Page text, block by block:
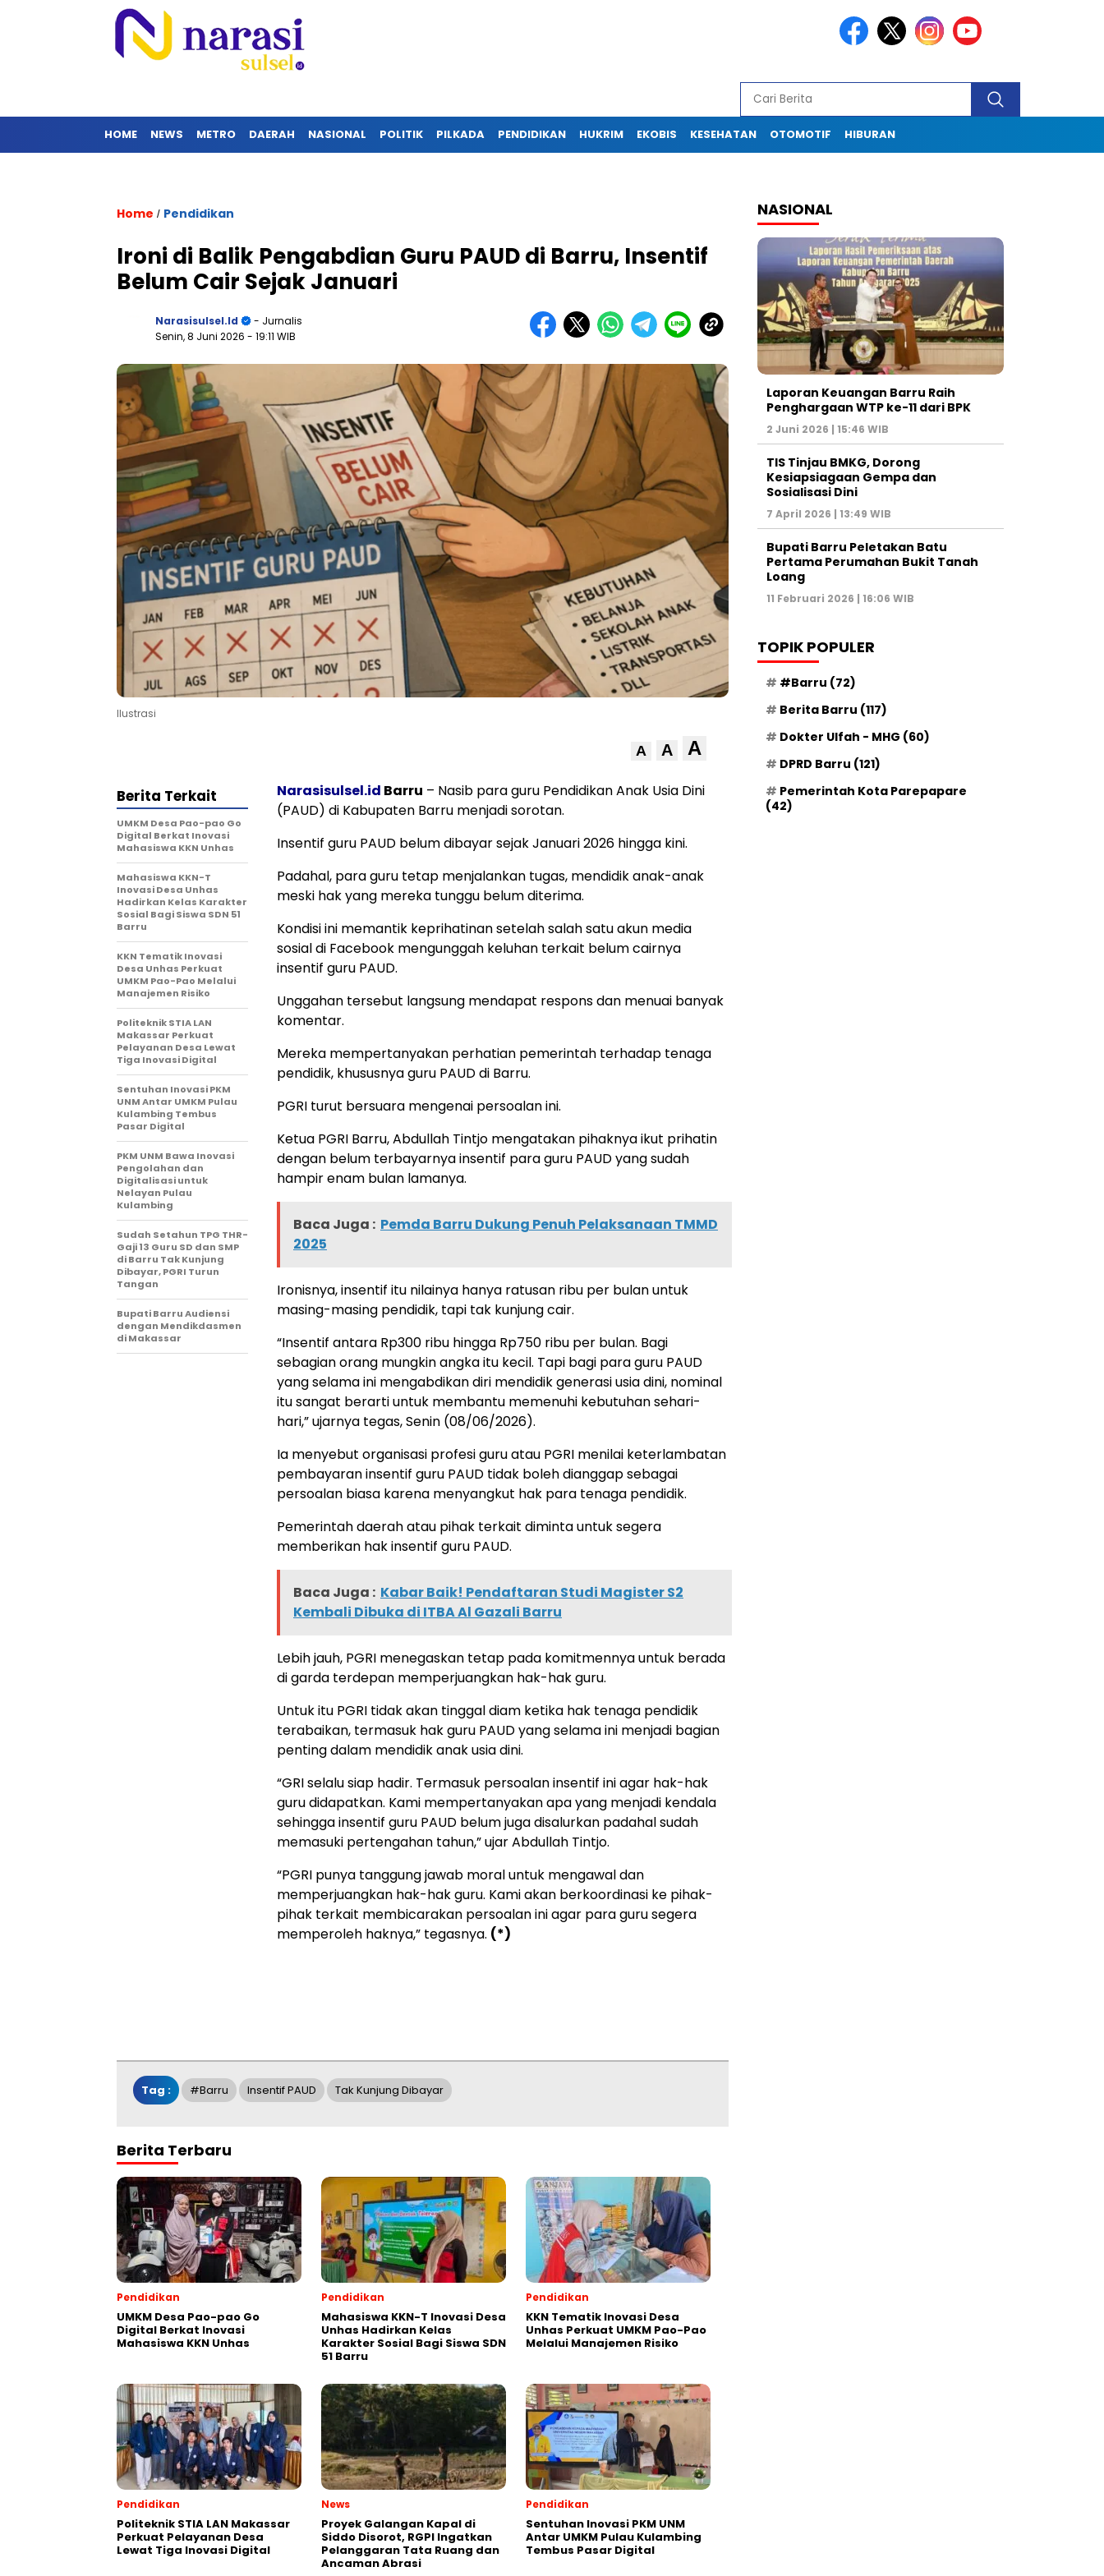
HOME NEWS METRO DAERAH NASIONAL POLITIK PILKADA PENDIDIKAN HUKRIM EKOBIS KESEHATAN OTOMOTIF HIBURAN
Home / Pendidikan
Ironi di Balik Pengabdian Guru PAUD di Barru, Insentif
Belum Cair Sejak Januari
Narasisulsel.id
- Jurnalis
Senin, 8 Juni 2026 - 19:11 WIB
Ilustrasi
A A A
Narasisulsel.id Barru – Nasib para guru Pendidikan Anak Usia Dini
(PAUD) di Kabupaten Barru menjadi sorotan.
Insentif guru PAUD belum dibayar sejak Januari 2026 hingga kini.
Padahal, para guru tetap menjalankan tugas, mendidik anak-anak
meski hak yang mereka tunggu belum diterima.
Kondisi ini memantik keprihatinan setelah salah satu akun media
sosial di Facebook mengunggah keluhan terkait belum cairnya
insentif guru PAUD.
Unggahan tersebut langsung mendapat respons dan menuai banyak
komentar.
Mereka mempertanyakan perhatian pemerintah terhadap tenaga
pendidik, khususnya guru PAUD di Barru.
PGRI turut bersuara mengenai persoalan ini.
Ketua PGRI Barru, Abdullah Tintjo mengatakan pihaknya ikut prihatin
dengan belum terbayarnya insentif para guru PAUD yang sudah
hampir enam bulan lamanya.
Baca Juga : Pemda Barru Dukung Penuh Pelaksanaan TMMD
2025
Ironisnya, insentif itu nilainya hanya ratusan ribu per bulan untuk
masing-masing pendidik, tapi tak kunjung cair.
“Insentif antara Rp300 ribu hingga Rp750 ribu per bulan. Bagi
sebagian orang mungkin angka itu kecil. Tapi bagi para guru PAUD
yang selama ini mengabdikan diri mendidik generasi usia dini, nominal
itu sangat berarti untuk membantu memenuhi kebutuhan sehari-
hari,” ujarnya tegas, Senin (08/06/2026).
Ia menyebut organisasi profesi guru atau PGRI menilai keterlambatan
pembayaran insentif guru PAUD tidak boleh dianggap sebagai
persoalan biasa karena menyangkut hak para tenaga pendidik.
Pemerintah daerah atau pihak terkait diminta untuk segera
memberikan hak insentif guru PAUD.
Baca Juga : Kabar Baik! Pendaftaran Studi Magister S2
Kembali Dibuka di ITBA Al Gazali Barru
Lebih jauh, PGRI menegaskan tetap pada komitmennya untuk berada
di garda terdepan memperjuangkan hak-hak guru.
Untuk itu PGRI tidak akan tinggal diam ketika hak tenaga pendidik
terabaikan, termasuk hak guru PAUD yang selama ini menjadi bagian
penting dalam mendidik anak usia dini.
“GRI selalu siap hadir. Termasuk persoalan insentif ini agar hak-hak
guru didapatkan. Kami mempertanyakan apa yang menjadi kendala
sehingga insentif guru PAUD belum juga disalurkan padahal sudah
memasuki pertengahan tahun,” ujar Abdullah Tintjo.
“PGRI punya tanggung jawab moral untuk mengawal dan
memperjuangkan hak-hak guru. Kami akan berkoordinasi ke pihak-
pihak terkait membicarakan persoalan ini agar para guru segera
memperoleh haknya,” tegasnya. (*)
Berita Terkait
UMKM Desa Pao-pao Go
Digital Berkat Inovasi
Mahasiswa KKN Unhas
Mahasiswa KKN-T
Inovasi Desa Unhas
Hadirkan Kelas Karakter
Sosial Bagi Siswa SDN 51
Barru
KKN Tematik Inovasi
Desa Unhas Perkuat
UMKM Pao-Pao Melalui
Manajemen Risiko
Politeknik STIA LAN
Makassar Perkuat
Pelayanan Desa Lewat
Tiga Inovasi Digital
Sentuhan Inovasi PKM
UNM Antar UMKM Pulau
Kulambing Tembus
Pasar Digital
PKM UNM Bawa Inovasi
Pengolahan dan
Digitalisasi untuk
Nelayan Pulau
Kulambing
Sudah Setahun TPG THR-
Gaji 13 Guru SD dan SMP
di Barru Tak Kunjung
Dibayar, PGRI Turun
Tangan
Bupati Barru Audiensi
dengan Mendikdasmen
di Makassar
Tag : #Barru Insentif PAUD Tak Kunjung Dibayar
Berita Terbaru
Pendidikan
UMKM Desa Pao-pao Go
Digital Berkat Inovasi
Mahasiswa KKN Unhas
Pendidikan
Mahasiswa KKN-T Inovasi Desa
Unhas Hadirkan Kelas
Karakter Sosial Bagi Siswa SDN
51 Barru
Pendidikan
KKN Tematik Inovasi Desa
Unhas Perkuat UMKM Pao-Pao
Melalui Manajemen Risiko
Pendidikan
Politeknik STIA LAN Makassar
Perkuat Pelayanan Desa
Lewat Tiga Inovasi Digital
News
Proyek Galangan Kapal di
Siddo Disorot, RGPI Ingatkan
Pelanggaran Tata Ruang dan
Ancaman Abrasi
Pendidikan
Sentuhan Inovasi PKM UNM
Antar UMKM Pulau Kulambing
Tembus Pasar Digital
NASIONAL
Laporan Keuangan Barru Raih
Penghargaan WTP ke-11 dari BPK
2 Juni 2026 | 15:46 WIB
TIS Tinjau BMKG, Dorong
Kesiapsiagaan Gempa dan
Sosialisasi Dini
7 April 2026 | 13:49 WIB
Bupati Barru Peletakan Batu
Pertama Perumahan Bukit Tanah
Loang
11 Februari 2026 | 16:06 WIB
TOPIK POPULER
#Barru (72)
Berita Barru (117)
Dokter Ulfah - MHG (60)
DPRD Barru (121)
Pemerintah Kota Parepapare
(42)